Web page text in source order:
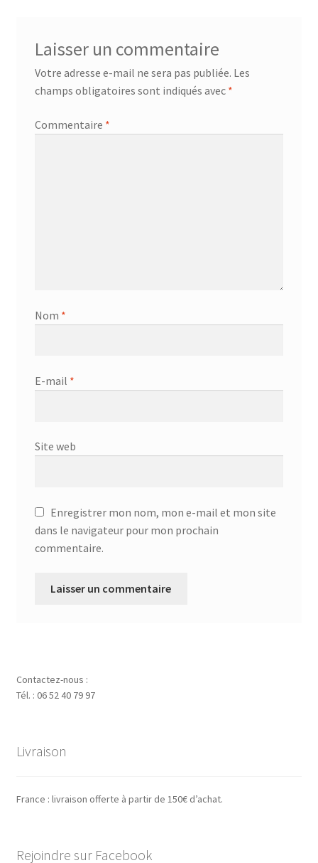
Laisser un commentaire
Votre adresse e-mail ne sera pas publiée. Les
champs obligatoires sont indiqués avec *
Commentaire *
Nom *
E-mail *
Site web
Enregistrer mon nom, mon e-mail et mon site
dans le navigateur pour mon prochain
commentaire.
Contactez-nous :
Tél. : 06 52 40 79 97
Livraison
France : livraison offerte à partir de 150€ d’achat.
Rejoindre sur Facebook